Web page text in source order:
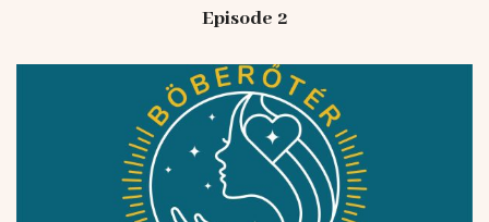
Episode 2